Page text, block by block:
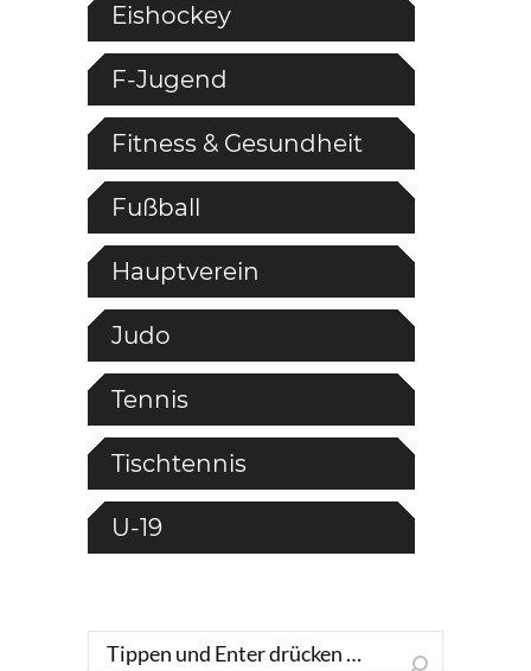
Eishockey
F-Jugend
Fitness & Gesundheit
Fußball
Hauptverein
Judo
Tennis
Tischtennis
U-19
Search: